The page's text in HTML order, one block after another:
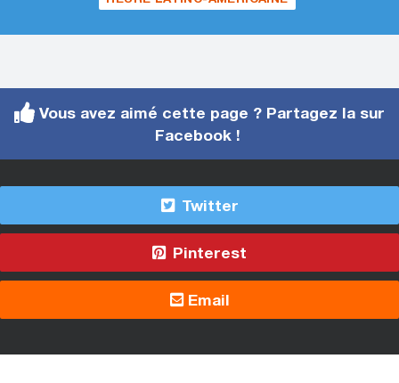
Vous avez aimé cette page ? Partagez la sur
Facebook !
Twitter
Pinterest
Email